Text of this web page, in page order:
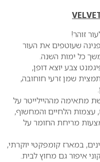
זוהר!
שעוטפים את העור
כל ימות השנה.
צבע יוצא דופן,
שמן זרעי חוחובה,
מתאימה מההיילייטר על
הלחיים והמחשוף,
מריחת החומר על
במארז קומפקטי יוקרתי,
איפור גם מחוץ לבית.